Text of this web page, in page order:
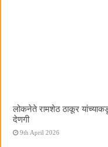
लोकनेते रामशेठ ठाकूर
देणगी
9th April 2026